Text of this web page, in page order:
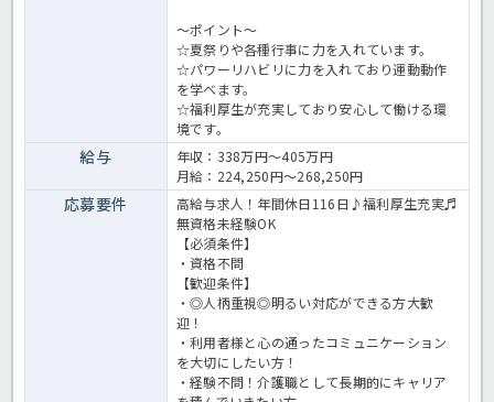
～ポイント～
☆夏祭りや各種行事に力を入れています。
☆パワーリハビリに力を入れており運動動作
を学べます。
☆福利厚生が充実しており安心して働ける環
境です。
給与
年収：338万円～405万円
月給：224,250円～268,250円
応募要件
高給与求人！年間休日116日♪福利厚生充実♬
無資格未経験OK
【必須条件】
・資格不問
【歓迎条件】
・◎人柄重視◎明るい対応ができる方大歓
迎！
・利用者様と心の通ったコミュニケーション
を大切にしたい方！
・経験不問！介護職として長期的にキャリア